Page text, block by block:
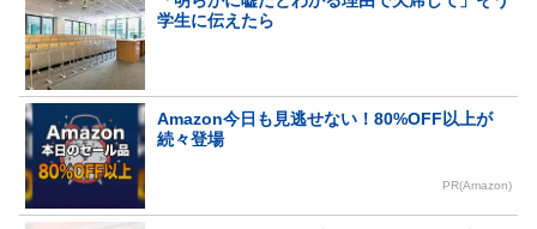
学生に伝えたら
Amazon今日も見逃せない！80%OFF以上が
続々登場
PR(Amazon)